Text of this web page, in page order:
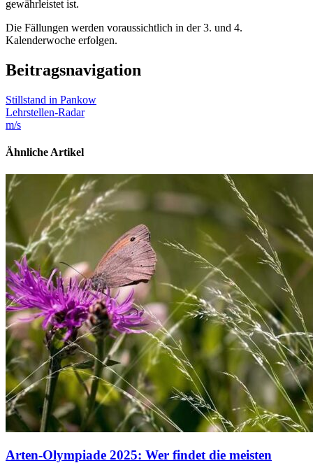
gewährleistet ist.
Die Fällungen werden voraussichtlich in der 3. und 4.
Kalenderwoche erfolgen.
Beitragsnavigation
Stillstand in Pankow
Lehrstellen-Radar
m/s
Ähnliche Artikel
Arten-Olympiade 2025: Wer findet die meisten